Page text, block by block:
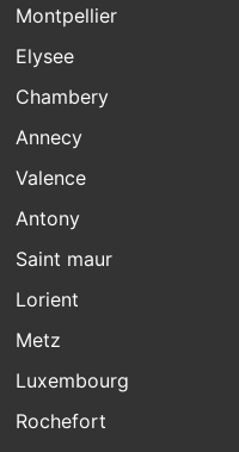
Montpellier
Elysee
Chambery
Annecy
Valence
Antony
Saint maur
Lorient
Metz
Luxembourg
Rochefort